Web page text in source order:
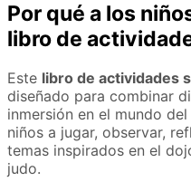
Por qué a los
libro de
Este libro de actividades
diseñado para combinar
inmersión en el mundo
niños a jugar, observar,
temas inspirados en el
judo.